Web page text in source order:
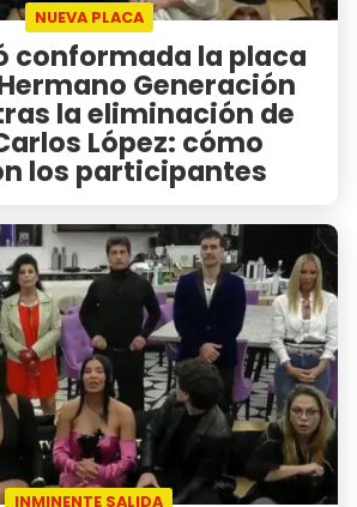
NUEVA PLACA
conformada la placa
Generación
la eliminación de
López: cómo
los participantes
INMINENTE SALIDA